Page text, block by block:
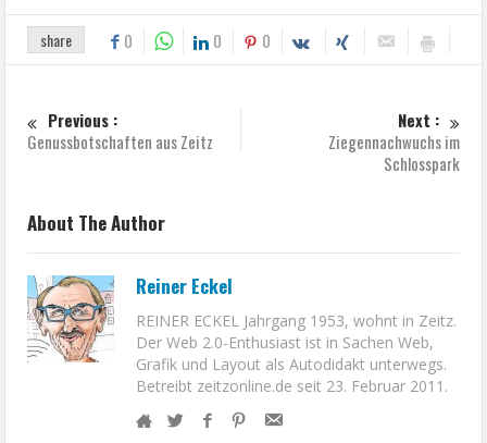
share 0 0 0
Previous :
Genussbotschaften aus Zeitz
Next :
Ziegennachwuchs im
Schlosspark
About The Author
Reiner Eckel
REINER ECKEL Jahrgang 1953, wohnt in Zeitz.
Der Web 2.0-Enthusiast ist in Sachen Web,
Grafik und Layout als Autodidakt unterwegs.
Betreibt zeitzonline.de seit 23. Februar 2011.